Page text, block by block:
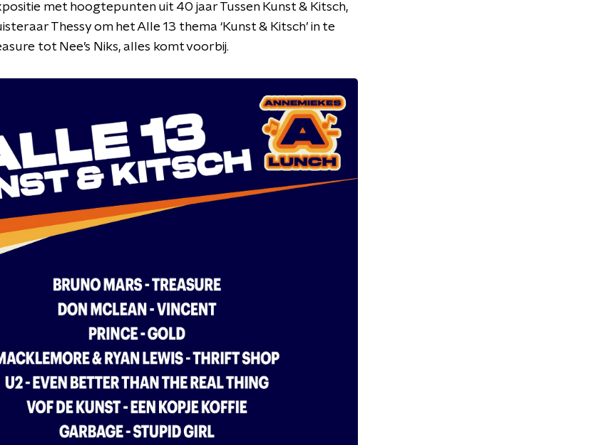
met hoogtepunten uit 40 jaar Tussen Kunst & Kitsch,
Thessy om het Alle 13 thema ‘Kunst & Kitsch’ in te
tot Nee’s Niks, alles komt voorbij.